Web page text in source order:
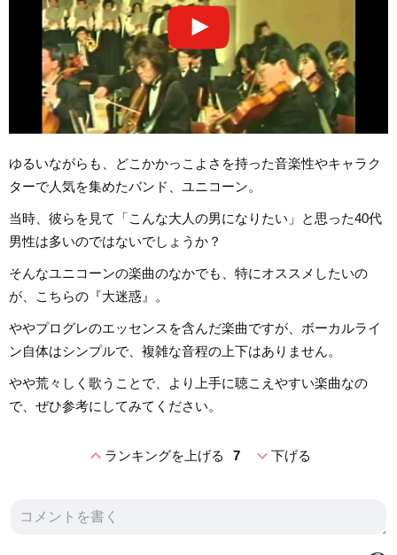
ゆるいながらも、どこかかっこよさを持った音楽性やキャラク
ターで人気を集めたバンド、ユニコーン。
当時、彼らを見て「こんな大人の男になりたい」と思った40代
男性は多いのではないでしょうか？
そんなユニコーンの楽曲のなかでも、特にオススメしたいの
が、こちらの『大迷惑』。
ややプログレのエッセンスを含んだ楽曲ですが、ボーカルライ
ン自体はシンプルで、複雑な音程の上下はありません。
やや荒々しく歌うことで、より上手に聴こえやすい楽曲なの
で、ぜひ参考にしてみてください。
expand_lessランキングを上げる 7 expand_more下げる